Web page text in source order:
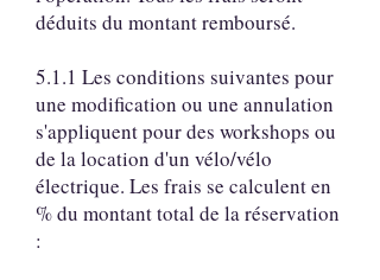
déduits du montant remboursé.
5.1.1 Les conditions suivantes pour
une modification ou une annulation
s'appliquent pour des workshops ou
de la location d'un vélo/vélo
électrique. Les frais se calculent en
% du montant total de la réservation
: